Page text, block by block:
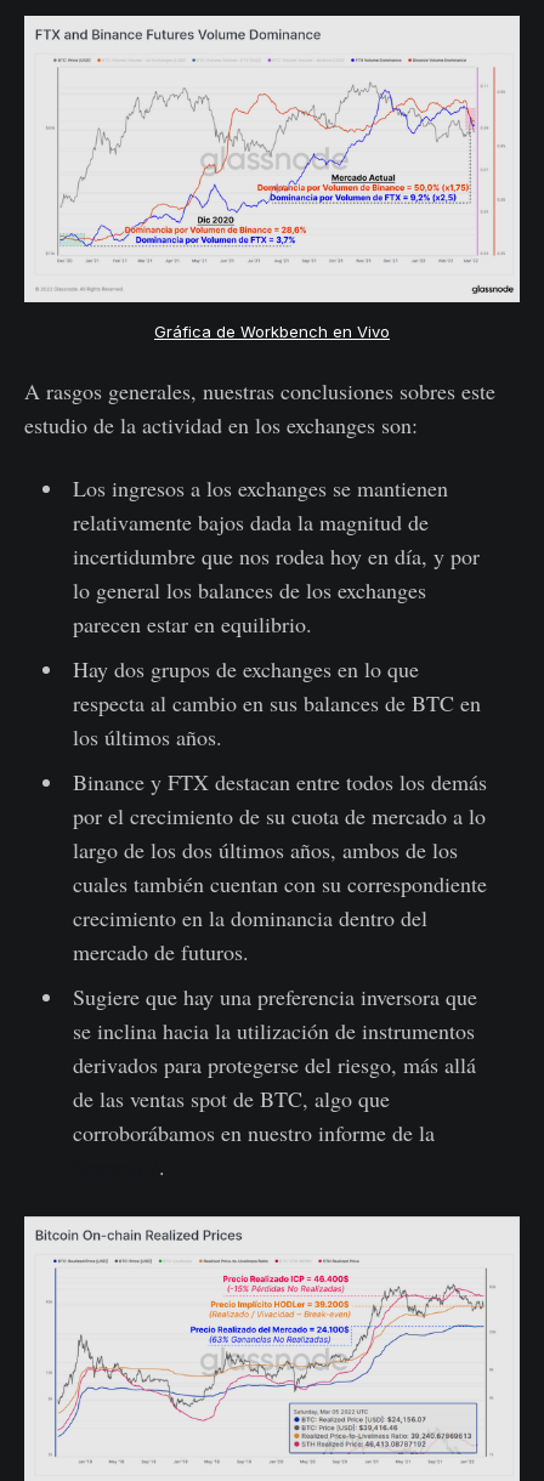
Gráfica de Workbench en Vivo
A rasgos generales, nuestras conclusiones sobres este
estudio de la actividad en los exchanges son:
Los ingresos a los exchanges se mantienen
relativamente bajos dada la magnitud de
incertidumbre que nos rodea hoy en día, y por
lo general los balances de los exchanges
parecen estar en equilibrio.
Hay dos grupos de exchanges en lo que
respecta al cambio en sus balances de BTC en
los últimos años.
Binance y FTX destacan entre todos los demás
por el crecimiento de su cuota de mercado a lo
largo de los dos últimos años, ambos de los
cuales también cuentan con su correspondiente
crecimiento en la dominancia dentro del
mercado de futuros.
Sugiere que hay una preferencia inversora que
se inclina hacia la utilización de instrumentos
derivados para protegerse del riesgo, más allá
de las ventas spot de BTC, algo que
corroborábamos en nuestro informe de la
.